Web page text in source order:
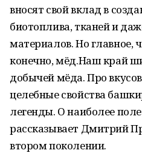
вносят свой вклад в
биотоплива, тканей и
материалов. Но главное,
конечно, мёд.Наш край
добычей мёда. Про
целебные свойства
легенды. О наиболее
рассказывает Дмитрий
втором поколении.